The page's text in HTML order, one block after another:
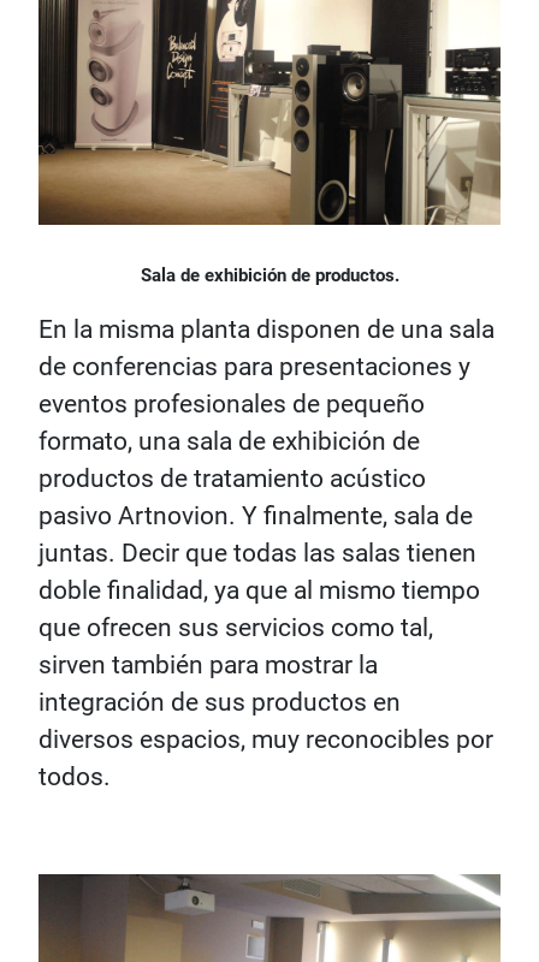
Sala de exhibición de productos.
En la misma planta disponen de una sala
de conferencias para presentaciones y
eventos profesionales de pequeño
formato, una sala de exhibición de
productos de tratamiento acústico
pasivo Artnovion. Y finalmente, sala de
juntas. Decir que todas las salas tienen
doble finalidad, ya que al mismo tiempo
que ofrecen sus servicios como tal,
sirven también para mostrar la
integración de sus productos en
diversos espacios, muy reconocibles por
todos.